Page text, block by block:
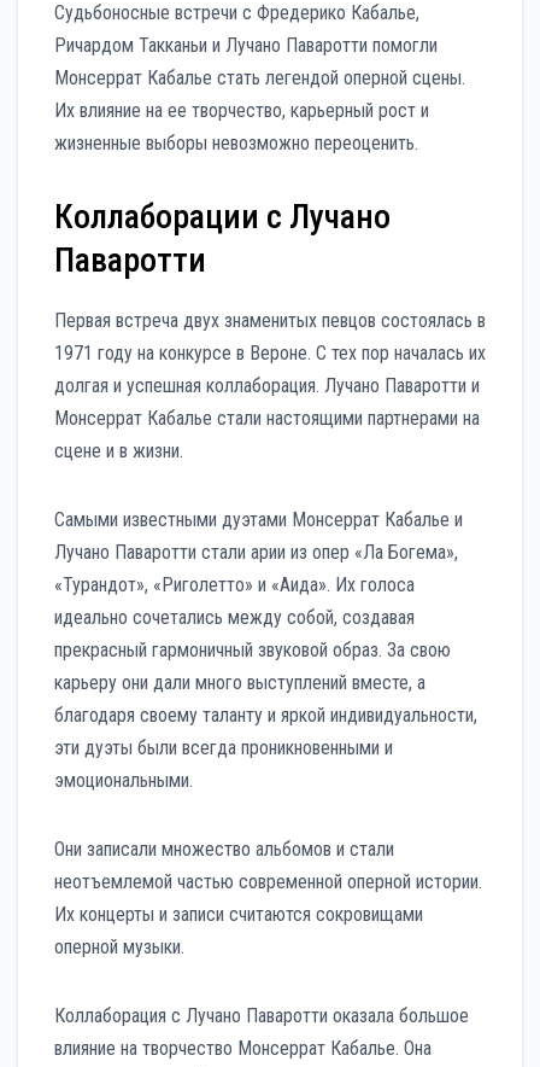
Судьбоносные встречи с Фредерико Кабалье,
Ричардом Такканьи и Лучано Паваротти помогли
Монсеррат Кабалье стать легендой оперной сцены.
Их влияние на ее творчество, карьерный рост и
жизненные выборы невозможно переоценить.
Коллаборации с Лучано
Паваротти
Первая встреча двух знаменитых певцов состоялась в
1971 году на конкурсе в Вероне. С тех пор началась их
долгая и успешная коллаборация. Лучано Паваротти и
Монсеррат Кабалье стали настоящими партнерами на
сцене и в жизни.
Самыми известными дуэтами Монсеррат Кабалье и
Лучано Паваротти стали арии из опер «Ла Богема»,
«Турандот», «Риголетто» и «Аида». Их голоса
идеально сочетались между собой, создавая
прекрасный гармоничный звуковой образ. За свою
карьеру они дали много выступлений вместе, а
благодаря своему таланту и яркой индивидуальности,
эти дуэты были всегда проникновенными и
эмоциональными.
Они записали множество альбомов и стали
неотъемлемой частью современной оперной истории.
Их концерты и записи считаются сокровищами
оперной музыки.
Коллаборация с Лучано Паваротти оказала большое
влияние на творчество Монсеррат Кабалье. Она